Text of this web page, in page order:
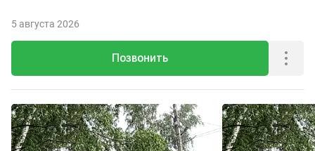
Позвонить
5 августа 2026